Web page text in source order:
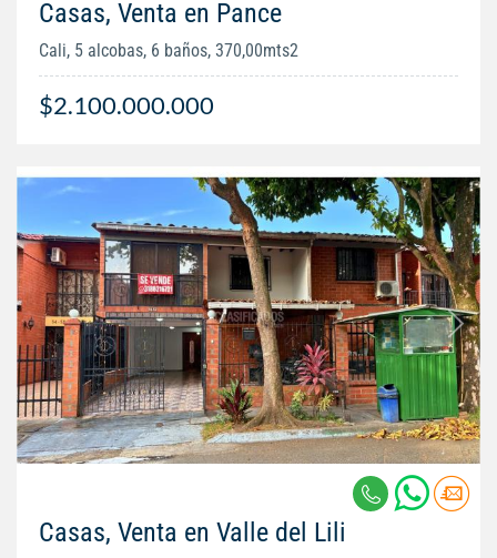
Casas, Venta en Pance
Cali, 5 alcobas, 6 baños, 370,00mts2
$2.100.000.000
Casas, Venta en Valle del Lili